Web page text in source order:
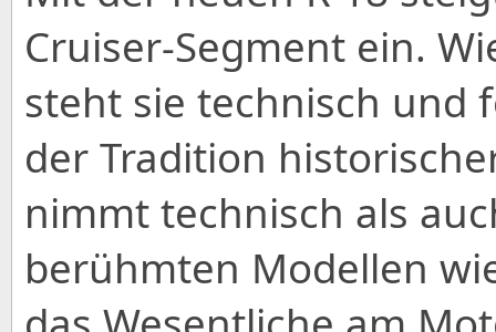
Cruiser-Segment ein.
steht sie technisch und
der Tradition
nimmt technisch als
berühmten Modellen